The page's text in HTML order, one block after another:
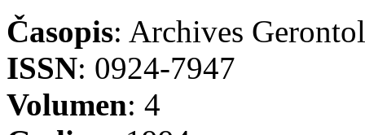
Časopis: Archives
ISSN: 0924-7947
Volumen: 4